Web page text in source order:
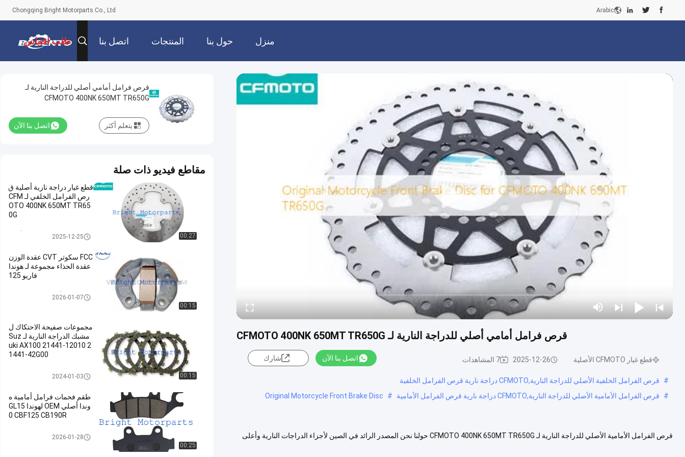
Chongqing Bright Motorparts Co., Ltd Arabic
منزل حول بنا المنتجات اتصل بنا طلب اقتباس
قرص فرامل أمامي أصلي للدراجة النارية لـ CFMOTO 400NK 650MT TR650G
قطع غيار CFMOTO الأصلية 2025-12-26 7 المشاهدات اتصل بنا الآن شارك
#
قرص الفرامل الخلفية الأصلي للدراجة النارية,CFMOTO دراجة نارية قرص الفرامل الخلفية
#
قرص الفرامل الأمامية الأصلي للدراجة النارية,CFMOTO دراجة نارية قرص الفرامل الأمامية #
Original Motorcycle Front Brake Disc
قرص الفرامل الأمامية الأصلي للدراجة النارية لـ CFMOTO 400NK 650MT TR650G حولنا نحن المصدر الرائد في الصين لأجزاء الدراجات النارية وأعلى
قرص فرامل أمامي أصلي للدراجة النارية لـ
CFMOTO 400NK 650MT TR650G
اتصل بنا الآن يتعلم أكثر
مقاطع فيديو ذات صلة
00:27
قطع غيار دراجة نارية أصلية ق
رص الفرامل الخلفي لـ CFM
OTO 400NK 650MT TR65
0G
قطع غيار CFMOTO الأصلية
2025-12-25
00:15
FCC سكوتر CVT عقدة الوزن
عقدة الحذاء مجموعة لـ هوندا
فاريو 125
قطع الغيار الأصلية للدراجات الناري
2026-01-07
00:15
مجموعات صفيحة الاحتكاك ل
مشبك الدراجة النارية لـ Suz
uki AX100 21441-12010 2
1441-42G00
لوحة القابض للدراجات النارية
2024-01-03
00:25
طقم فحمات فرامل أمامية ه
وندا أصلي OEM لهوندا GL15
0 CBF125 CB190R
منصات الفرامل دراجة نارية
2026-01-28